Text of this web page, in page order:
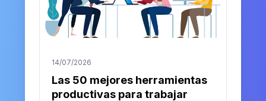
14/07/2026
Las 50 mejores herramientas
productivas para trabajar